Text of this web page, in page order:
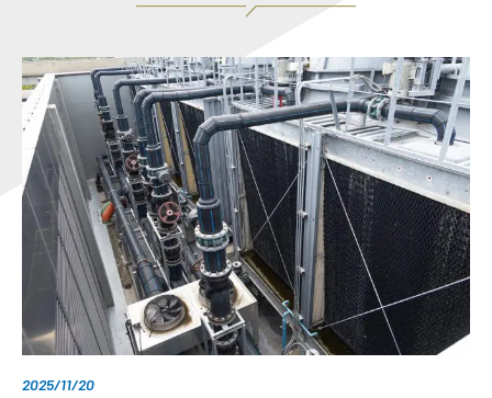
2025/11/20